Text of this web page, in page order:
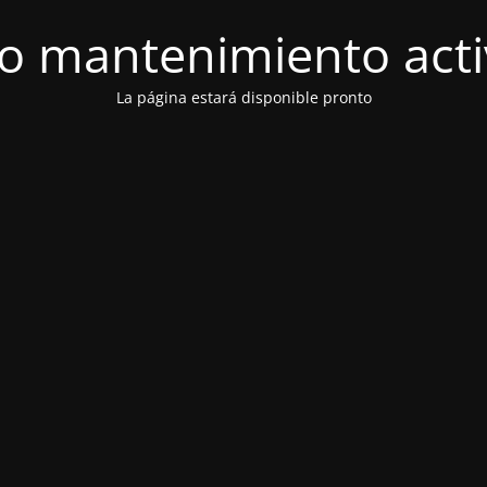
mantenimiento
La página estará disponible pronto